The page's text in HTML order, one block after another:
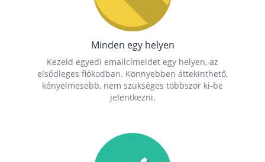
Minden egy helyen
Kezeld egyedi emailcímeidet egy helyen, az
elsődleges fiókodban. Könnyebben áttekinthető,
kényelmesebb, nem szükséges többször ki-be
jelentkezni.